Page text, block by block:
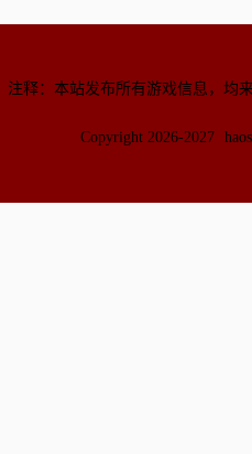
注释：本站发布所有游戏信息，均
Copyright 2026-2027